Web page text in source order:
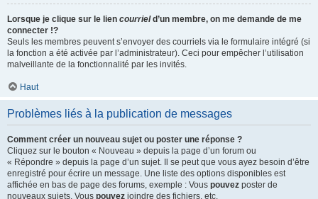
Lorsque je clique sur le lien courrield’un membre, on me demande de me
connecter !?
Seuls les membres peuvent s’envoyer des courriels via le formulaire intégré (si
la fonction a été activée par l’administrateur). Ceci pour empêcher l’utilisation
malveillante de la fonctionnalité par les invités.
Haut
Problèmes liés à la publication de messages
Comment créer un nouveau sujet ou poster une réponse ?
Cliquez sur le bouton « Nouveau » depuis la page d’un forum ou
« Répondre » depuis la page d’un sujet. Il se peut que vous ayez besoin d’être
enregistré pour écrire un message. Une liste des options disponibles est
affichée en bas de page des forums, exemple : Vous pouvez poster de
nouveaux sujets, Vous pouvez joindre des fichiers, etc.